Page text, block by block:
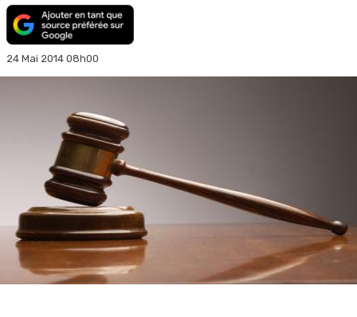
24 Mai 2014 08h00